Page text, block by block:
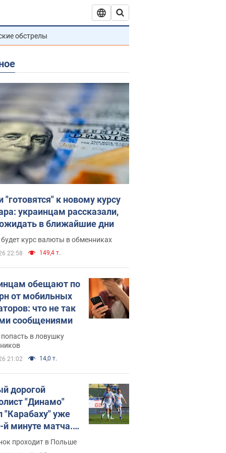
обстрелы
"готовятся" к новому курсу
украинцам рассказали,
в ближайшие дни
курс валюты в обменниках
22:58 149,4 т.
обещают по
от мобильных
что не так
сообщениями
попасть в ловушку
21:02 14,0 т.
дорогой
"Динамо"
"Карабаху" уже
й минуте матча.
проходит в Польше